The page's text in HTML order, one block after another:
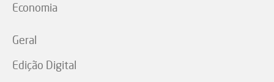
Economia
Geral
Edição Digital